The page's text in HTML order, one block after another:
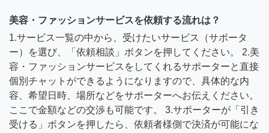
美容・ファッションサービスを依頼する流れは？
1.サービス一覧の中から、受けたいサービス（サポータ
ー）を選び、「依頼相談」ボタンを押してください。 2.美
容・ファッションサービスをしてくれるサポーターと直接
個別チャットができるようになりますので、具体的な内
容、希望日時、場所などをサポーターへお伝えください。
ここで金額などの交渉も可能です。 3.サポーターが「引き
受ける」ボタンを押したら、依頼者様側で決済が可能にな